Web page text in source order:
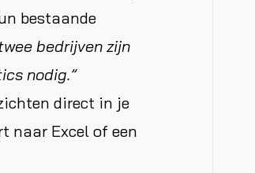
bestaande
bedrijven zijn
nodig.”
direct in je
naar Excel of een